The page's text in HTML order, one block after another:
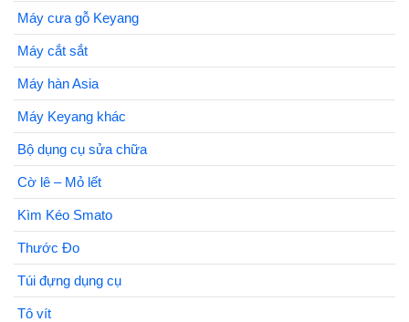
Máy cưa gỗ Keyang
Máy cắt sắt
Máy hàn Asia
Máy Keyang khác
Bộ dụng cụ sửa chữa
Cờ lê – Mỏ lết
Kìm Kéo Smato
Thước Đo
Túi đựng dụng cụ
Tô vít